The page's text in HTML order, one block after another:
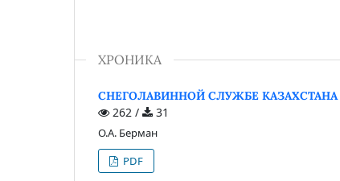
ХРОНИКА
СНЕГОЛАВИННОЙ СЛУЖБЕ КАЗАХСТАНА
262 / 31
О.А. Берман
PDF